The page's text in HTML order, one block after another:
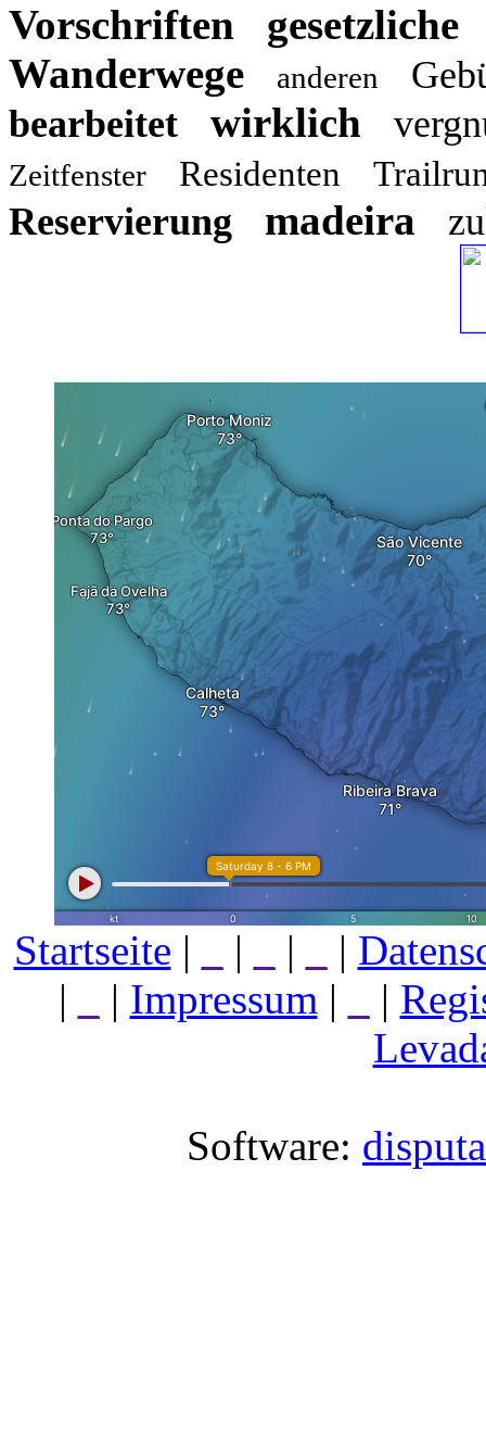
Vorschriften
gesetzliche
Wanderwege
anderen
bearbeitet
wirklich
Zeitfenster Residenten
Reservierung madeira
Startseite | | | |
|
| Impressum | |
Software: